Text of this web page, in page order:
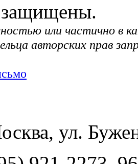
защищены.
или частично в
авторских прав
ул.